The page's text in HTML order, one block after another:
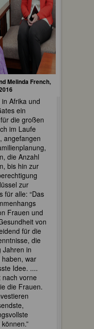
Melinda French,
Afrika und
ein
die großen
im Laufe
angefangen
die Anzahl
bis hin zur
zur
für alle: “Das
Frauen und
von
für die
die
Jahren in
war
Idee. ....
nach vorne
die Frauen.